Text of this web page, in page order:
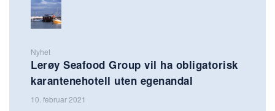
Nyhet
Lerøy Seafood Group vil ha obligatorisk
karantenehotell uten egenandal
10. februar 2021